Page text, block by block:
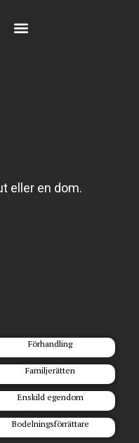
eller en dom.
Förhandling
Familjerätten
Enskild egendom
Bodelningsförrättare